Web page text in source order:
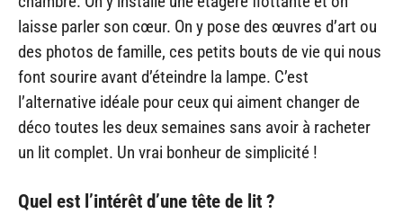
laisse parler son cœur. On y pose des œuvres d’art ou
des photos de famille, ces petits bouts de vie qui nous
font sourire avant d’éteindre la lampe. C’est
l’alternative idéale pour ceux qui aiment changer de
déco toutes les deux semaines sans avoir à racheter
un lit complet. Un vrai bonheur de simplicité !
Quel est l’intérêt d’une tête de lit ?